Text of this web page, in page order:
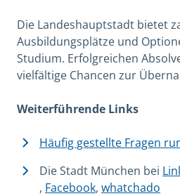
Die Landeshauptstadt bietet
Ausbildungsplätze und
Studium. Erfolgreichen
vielfältige Chancen zur
Weiterführende Links
Häufig gestellte Fragen
Die Stadt München bei
, Facebook, whatchado